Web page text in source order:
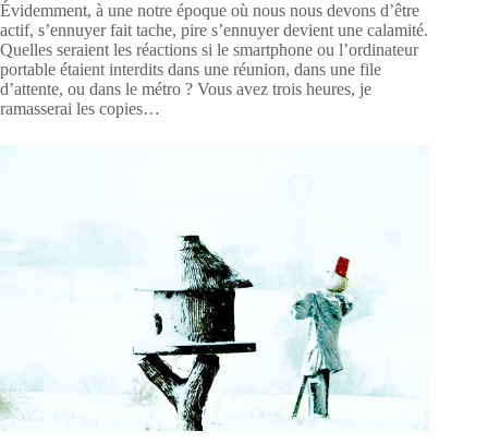
Évidemment, à une notre époque où nous nous devons d’être
actif, s’ennuyer fait tache, pire s’ennuyer devient une calamité.
Quelles seraient les réactions si le smartphone ou l’ordinateur
portable étaient interdits dans une réunion, dans une file
d’attente, ou dans le métro ? Vous avez trois heures, je
ramasserai les copies…